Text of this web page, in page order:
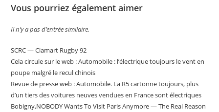
Vous pourriez également aimer
Il n’y a pas d’entrée similaire.
SCRC — Clamart Rugby 92
Cela circule sur le web : Automobile : l’électrique toujours le vent en
poupe malgré le recul chinois
Revue de presse web : Automobile. La R5 cartonne toujours, plus
d’un tiers des voitures neuves vendues en France sont électriques
Bobigny,NOBODY Wants To Visit Paris Anymore — The Real Reason